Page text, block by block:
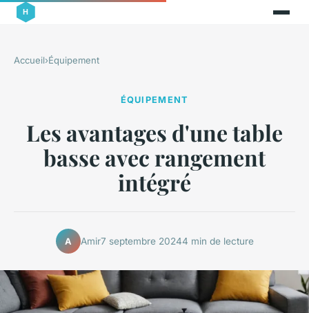
Accueil›Équipement
ÉQUIPEMENT
Les avantages d'une table
basse avec rangement
intégré
A Amir7 septembre 20244 min de lecture